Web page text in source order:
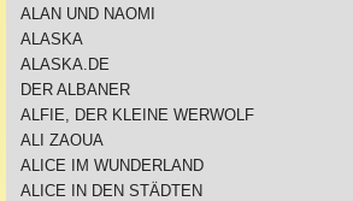
ALAN UND NAOMI
ALASKA
ALASKA.DE
DER ALBANER
ALFIE, DER KLEINE WERWOLF
ALI ZAOUA
ALICE IM WUNDERLAND
ALICE IN DEN STÄDTEN